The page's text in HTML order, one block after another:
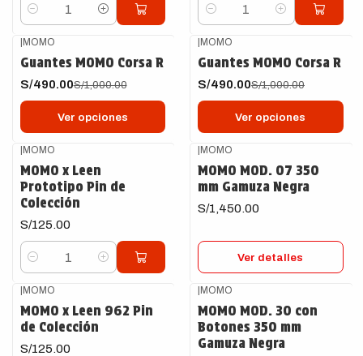
Cantidad Cantidad
|MOMO
Guantes MOMO Corsa R
S/490.00S/1,000.00
Ver opciones
|MOMO
Guantes MOMO Corsa R
S/490.00S/1,000.00
Ver opciones
|MOMO
MOMO x Leen
Prototipo Pin de
Colección
S/125.00
Cantidad
|MOMO
MOMO MOD. 07 350
mm Gamuza Negra
S/1,450.00
Ver detalles
|MOMO
MOMO x Leen 962 Pin
de Colección
S/125.00
|MOMO
MOMO MOD. 30 con
Botones 350 mm
Gamuza Negra